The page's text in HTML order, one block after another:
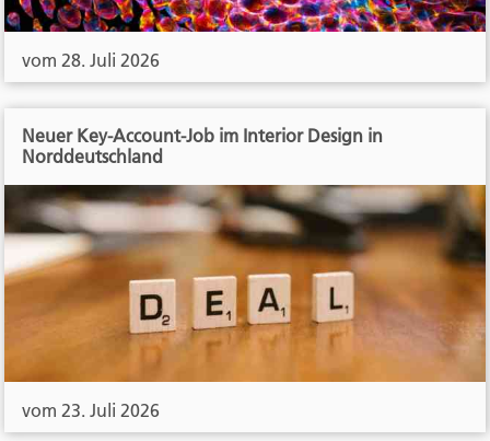
vom 28. Juli 2026
Neuer Key-Account-Job im Interior Design in
Norddeutschland
vom 23. Juli 2026